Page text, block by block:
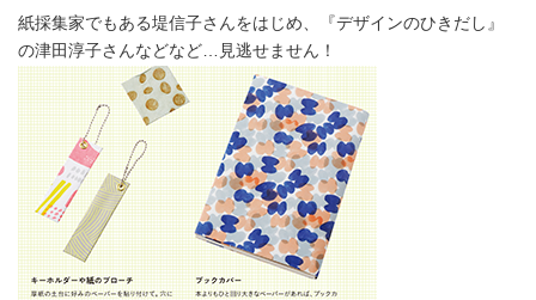
紙採集家でもある堤信子さんをはじめ、『デザインのひきだし』
の津田淳子さんなどなど…見逃せません！